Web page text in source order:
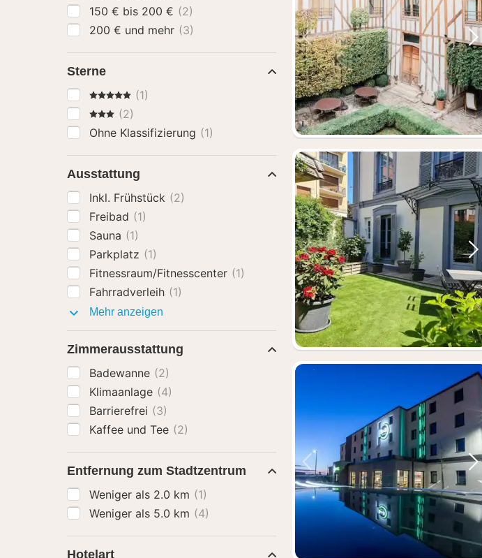
Vorheriges Bild
Vorheriges Bild
Vorheriges Bild
150 € bis 200 € (2)
200 € und mehr (3)
Sterne
5 Sterne (1)
3 Sterne
(2)
Ohne Klassifizierung (1)
Ausstattung
Inkl. Frühstück (2)
Freibad (1)
Sauna (1)
Parkplatz (1)
Fitnessraum/Fitnesscenter (1)
Fahrradverleih (1)
Mehr anzeigen
Zimmerausstattung
Badewanne (2)
Klimaanlage (4)
Barrierefrei (3)
Kaffee und Tee (2)
Entfernung zum Stadtzentrum
Weniger als 2.0 km (1)
Weniger als 5.0 km (4)
Hotelart